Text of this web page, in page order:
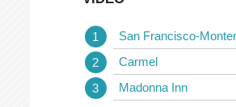
San Francisco-
Carmel
Madonna Inn